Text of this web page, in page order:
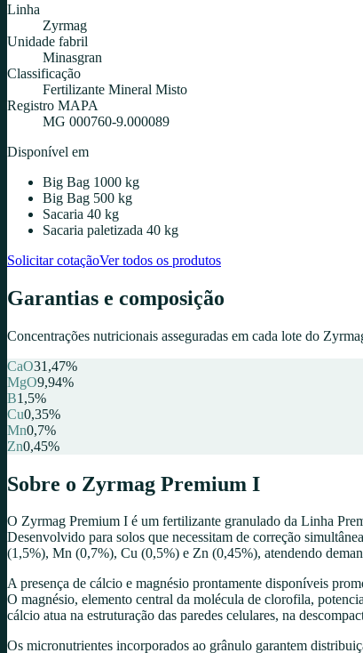
Linha
Zyrmag
Unidade fabril
Minasgran
Classificação
Fertilizante Mineral Misto
Registro MAPA
MG 000760-9.000089
Disponível em
Big Bag 1000 kg
Big Bag 500 kg
Sacaria 40 kg
Sacaria paletizada 40 kg
Solicitar cotaçãoVer todos os produtos
Garantias e composição
Concentrações nutricionais asseguradas em cada lote do
CaO31,47%
MgO9,94%
B1,5%
Cu0,35%
Mn0,7%
Zn0,45%
Sobre o Zyrmag Premium I
O Zyrmag Premium I é um fertilizante granulado da Linha
Desenvolvido para solos que necessitam de correção
(1,5%), Mn (0,7%), Cu (0,5%) e Zn (0,45%), atendendo
A presença de cálcio e magnésio prontamente disponíveis
O magnésio, elemento central da molécula de clorofila,
cálcio atua na estruturação das paredes celulares, na
Os micronutrientes incorporados ao grânulo garantem